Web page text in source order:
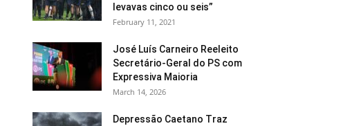
levavas cinco ou seis”
February 11, 2021
José Luís Carneiro Reeleito
Secretário-Geral do PS com
Expressiva Maioria
March 14, 2026
Depressão Caetano Traz